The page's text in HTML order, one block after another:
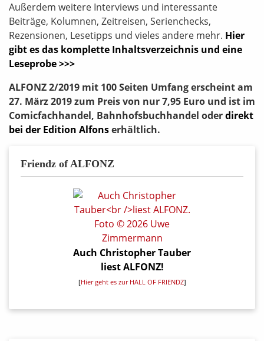
Außerdem weitere Interviews und interessante
Beiträge, Kolumnen, Zeitreisen, Serienchecks,
Rezensionen, Lesetipps und vieles andere mehr. Hier
gibt es das komplette Inhaltsverzeichnis und eine
Leseprobe >>>
ALFONZ 2/2019 mit 100 Seiten Umfang erscheint am
27. März 2019 zum Preis von nur 7,95 Euro und ist im
Comicfachhandel, Bahnhofsbuchhandel oderdirekt
bei der Edition Alfonserhältlich.
Friendz of ALFONZ
Auch Christopher Tauber
liest ALFONZ!
[Hier geht es zur HALL OF FRIENDZ]